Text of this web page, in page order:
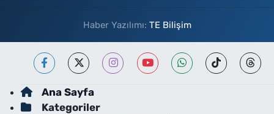
Haber Yazılımı: TE Bilişim
Ana Sayfa
Kategoriler